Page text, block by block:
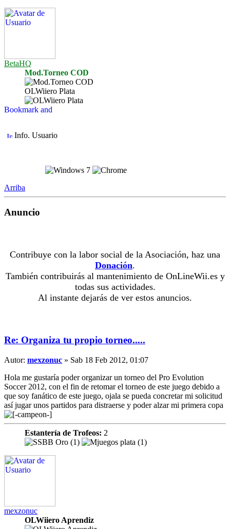
BetaHQ
Mod.Torneo COD
OLWiiero Plata
Info. Usuario
Arriba
Anuncio
Contribuye con la labor social de la Asociación, haz una
Donación.
También contribuirás al mantenimiento de OnLineWii.es y
todas sus actividades.
Al instante dejarás de ver estos anuncios.
Re: Organiza tu propio torneo.....
Autor: mexzonuc » Sab 18 Feb 2012, 01:07
Hola me gustaría poder organizar un torneo del Pro Evolution
Soccer 2012, con el fin de retomar el torneo de este juego debido a
que soy fanático de este juego, ojala se pueda concretar mi solicitud
así jugar unos partidos para distraerse y poder alzar mi primera copa
Estantería de Trofeos: 2
mexzonuc
OLWiiero Aprendiz